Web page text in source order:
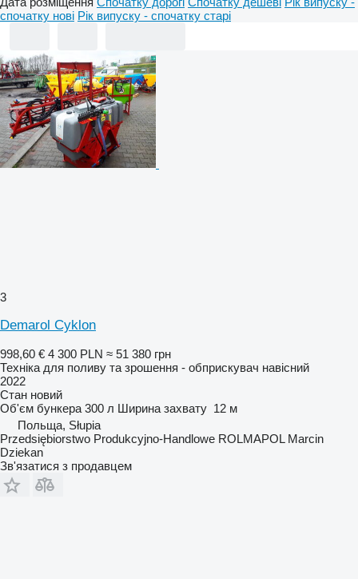
спочатку нові Рік випуску - спочатку старі
3
Demarol Cyklon
998,60 € 4 300 PLN ≈ 51 380 грн
Техніка для поливу та зрошення - обприскувач навісний
2022
Стан новий
Об'єм бункера 300 л Ширина захвату 12 м
Польща, Słupia
Przedsiębiorstwo Produkcyjno-Handlowe ROLMAPOL Marcin
Dziekan
Зв'язатися з продавцем